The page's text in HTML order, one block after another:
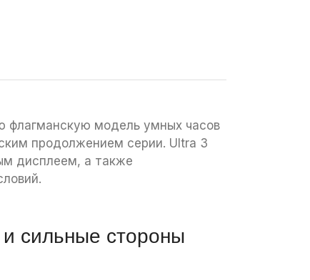
флагманскую модель умных часов
продолжением серии. Ultra 3
дисплеем, а также
сильные стороны